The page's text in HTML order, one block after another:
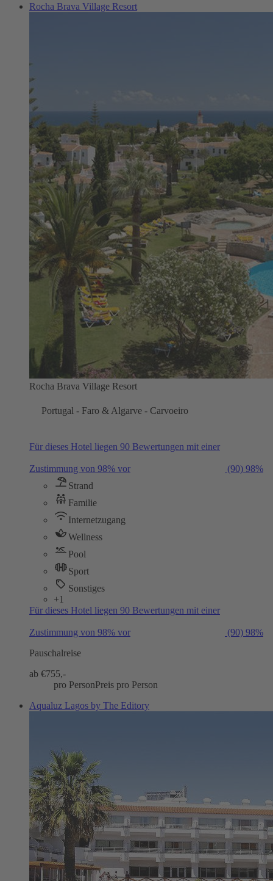
Rocha Brava Village Resort
Rocha Brava Village Resort
Portugal - Faro & Algarve - Carvoeiro
Für dieses Hotel liegen 90 Bewertungen mit einer
Zustimmung von 98% vor (90) 98%
Strand
Familie
Internetzugang
Wellness
Pool
Sport
Sonstiges
+1
Für dieses Hotel liegen 90 Bewertungen mit einer
Zustimmung von 98% vor (90) 98%
Pauschalreise
ab €755,-
pro PersonPreis pro Person
Aqualuz Lagos by The Editory